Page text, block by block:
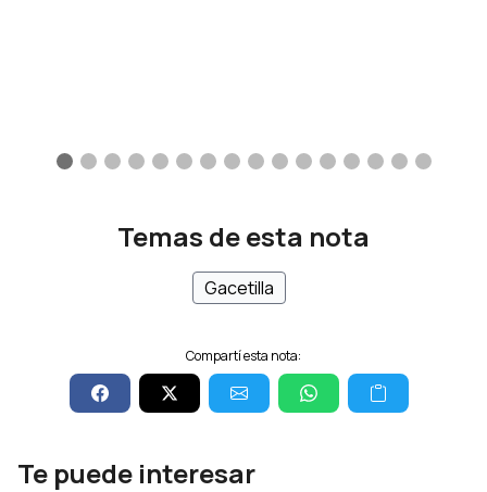
Temas de esta nota
Gacetilla
Compartí esta nota:
Te puede interesar